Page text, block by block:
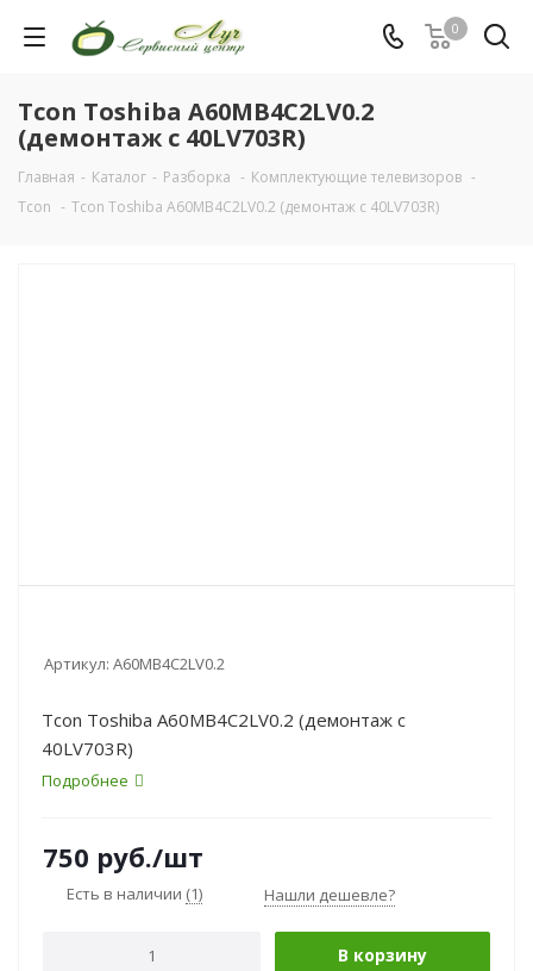
0
Tcon Toshiba A60MB4C2LV0.2
(демонтаж с 40LV703R)
Главная - Каталог - Разборка - Комплектующие телевизоров -
Tcon - Tcon Toshiba A60MB4C2LV0.2 (демонтаж с 40LV703R)
Артикул: A60MB4C2LV0.2
Tcon Toshiba A60MB4C2LV0.2 (демонтаж с
40LV703R)
Подробнее
750 руб./шт
Есть в наличии (1) Нашли дешевле?
В корзину